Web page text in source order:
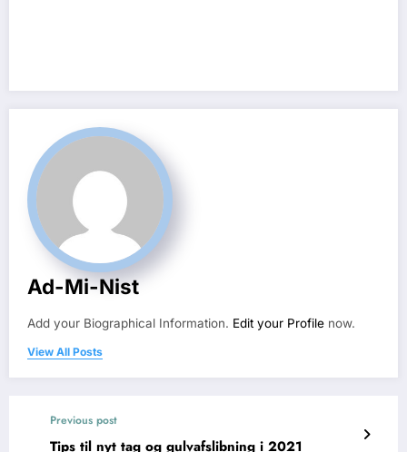
Ad-Mi-Nist
Add your Biographical Information. Edit your Profile now.
View All Posts
Previous post
Tips til nyt tag og gulvafslibning i 2021